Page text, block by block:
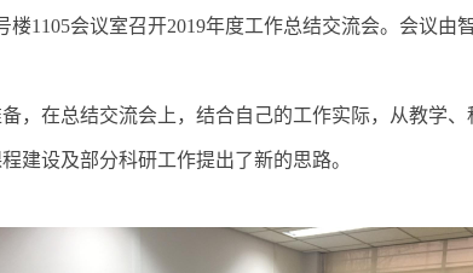
楼1105会议室召开2019年度工作总结交流会。会议由
，在总结交流会上，结合自己的工作实际，从教学
建设及部分科研工作提出了新的思路。